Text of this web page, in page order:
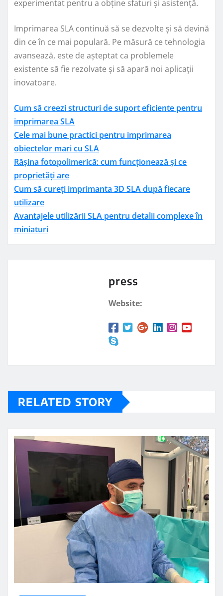
experimentat pentru a obține sfaturi și asistență.
Imprimarea SLA continuă să se dezvolte și să devină
din ce în ce mai populară. Pe măsură ce tehnologia
avansează, este de așteptat ca problemele
existente să fie rezolvate și să apară noi aplicații
inovatoare.
Cum să creezi structuri de suport eficiente pentru
imprimarea SLA
Cele mai bune practici pentru imprimarea
obiectelor mari cu SLA
Rășina fotopolimerică: cum funcționează și ce
proprietăți are
Cum să cureți imprimanta 3D SLA după fiecare
utilizare
Avantajele utilizării SLA pentru detalii complexe în
miniaturi
press
Website:
RELATED STORY